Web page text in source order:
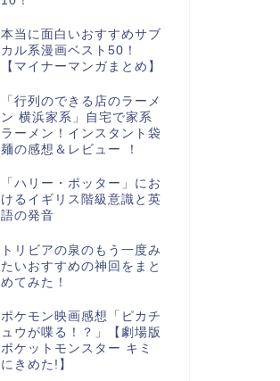
本当に面白いおすすめサブ
カル系漫画ベスト50！
【マイナーマンガまとめ】
「行列のできる店のラーメ
ン 横浜家系」自宅で家系
ラーメン！インスタント袋
麺の感想＆レビュー ！
「ハリー・ポッター」にお
けるイギリス階級意識と英
語の発音
トリビアの泉のもう一度み
たいおすすめの神回をまと
めてみた！
ポケモン映画感想「ピカチ
ュウが喋る！？」【劇場版
ポケットモンスター キミ
にきめた!】